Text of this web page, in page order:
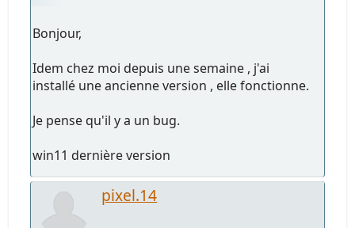
Bonjour,
Idem chez moi depuis une semaine , j'ai
installé une ancienne version , elle fonctionne.
Je pense qu'il y a un bug.
win11 dernière version
pixel.14